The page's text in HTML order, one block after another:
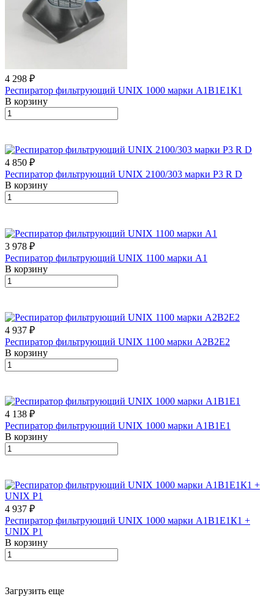
4 298 ₽
Респиратор фильтрующий UNIX 1000 марки А1В1Е1К1
В корзину
4 850 ₽
Респиратор фильтрующий UNIX 2100/303 марки P3 R D
В корзину
3 978 ₽
Респиратор фильтрующий UNIX 1100 марки А1
В корзину
4 937 ₽
Респиратор фильтрующий UNIX 1100 марки А2В2Е2
В корзину
4 138 ₽
Респиратор фильтрующий UNIX 1000 марки А1В1Е1
В корзину
4 937 ₽
Респиратор фильтрующий UNIX 1000 марки А1В1Е1К1 +
UNIX Р1
В корзину
Загрузить еще